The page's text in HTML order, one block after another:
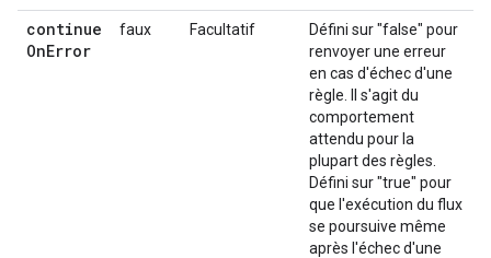
continue
OnError
faux Facultatif
Défini sur "false" pour
renvoyer une erreur
en cas d'échec d'une
règle. Il s'agit du
comportement
attendu pour la
plupart des règles.
Défini sur "true" pour
que l'exécution du flux
se poursuive même
après l'échec d'une